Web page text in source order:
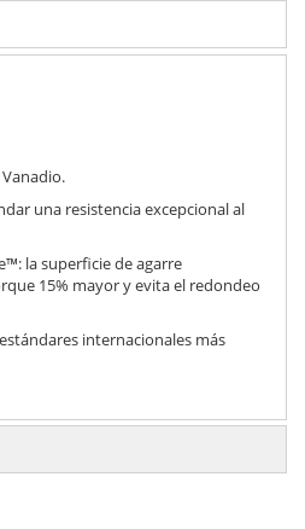
una resistencia excepcional al
la superficie de agarre
15% mayor y evita el redondeo
internacionales más